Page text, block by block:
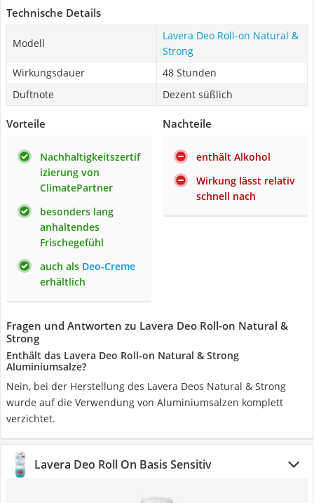
Technische Details
Modell
Lavera Deo Roll-on Natural &
Strong
Wirkungsdauer
48 Stunden
Duftnote
Dezent süßlich
Vorteile
Nachhaltigkeitszertif
izierung von
ClimatePartner
besonders lang
anhaltendes
Frischegefühl
auch als Deo-Creme
erhältlich
Nachteile
enthält Alkohol
Wirkung lässt relativ
schnell nach
Fragen und Antworten zu Lavera Deo Roll-on Natural &
Strong
Enthält das Lavera Deo Roll-on Natural & Strong
Aluminiumsalze?
Nein, bei der Herstellung des Lavera Deos Natural & Strong
wurde auf die Verwendung von Aluminiumsalzen komplett
verzichtet.
Lavera Deo Roll On Basis Sensitiv